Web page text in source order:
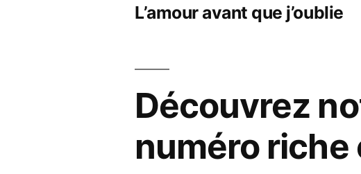
L’amour avant que j’oublie
Découvrez
numéro riche